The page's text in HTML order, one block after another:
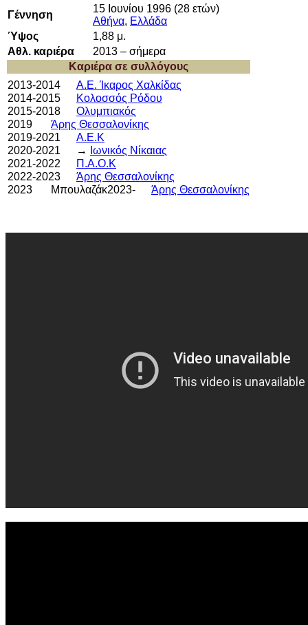
Γέννηση
15 Ιουνίου 1996 (28 ετών)
Αθήνα, Ελλάδα
Ύψος
1,88 μ.
Αθλ. καριέρα
2013 – σήμερα
Καριέρα σε συλλόγους
2013-2014
Α.Ε. Ίκαρος Χαλκίδας
2014-2015
Κολοσσός Ρόδου
2015-2018
Ολυμπιακός
2019
Άρης Θεσσαλονίκης
2019-2021
Α.Ε.Κ
2020-2021
→
Ιωνικός Νίκαιας
2021-2022
Π.Α.Ο.Κ
2022-2023
Άρης Θεσσαλονίκης
2023
Μπουλαζάκ2023- Άρης Θεσσαλονίκης